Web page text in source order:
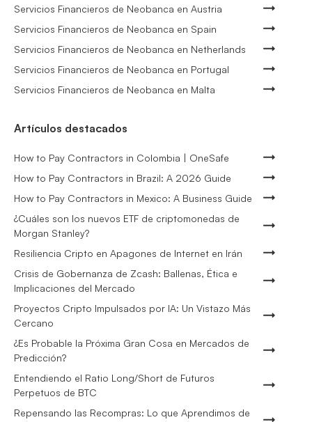
Servicios Financieros de Neobanca en Austria
Servicios Financieros de Neobanca en Spain
Servicios Financieros de Neobanca en Netherlands
Servicios Financieros de Neobanca en Portugal
Servicios Financieros de Neobanca en Malta
Artículos destacados
How to Pay Contractors in Colombia | OneSafe
How to Pay Contractors in Brazil: A 2026 Guide
How to Pay Contractors in Mexico: A Business Guide
¿Cuáles son los nuevos ETF de criptomonedas de
Morgan Stanley?
Resiliencia Cripto en Apagones de Internet en Irán
Crisis de Gobernanza de Zcash: Ballenas, Ética e
Implicaciones del Mercado
Proyectos Cripto Impulsados por IA: Un Vistazo Más
Cercano
¿Es Probable la Próxima Gran Cosa en Mercados de
Predicción?
Entendiendo el Ratio Long/Short de Futuros
Perpetuos de BTC
Repensando las Recompras: Lo que Aprendimos de